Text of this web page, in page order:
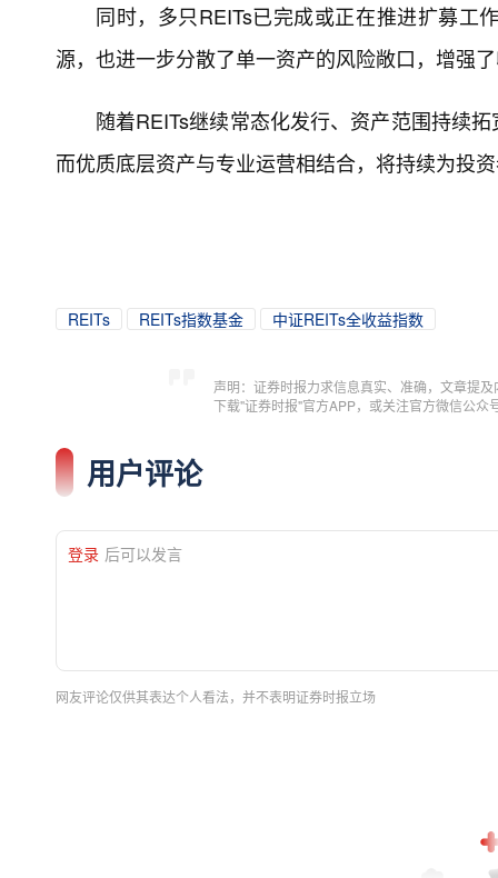
同时，多只REITs已完成或正在推进扩募工
源，也进一步分散了单一资产的风险敞口，增强
随着REITs继续常态化发行、资产范围持续
而优质底层资产与专业运营相结合，将持续为投
REITs REITs指数基金 中证REITs全收益指数
声明：证券时报力求信息真实、准确，文章提
下载"证券时报"官方APP，或关注官方微信公
用户评论
登录 后可以发言
网友评论仅供其表达个人看法，并不表明证券时报立场